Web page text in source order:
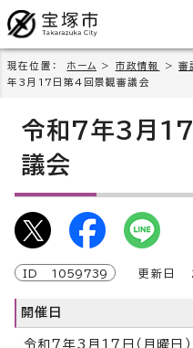
現在位置： ホーム > 市政情報 >審
年3月17日第4回景観審議会
令和7年3月
議会
ID 1059739 更新日
開催日
令和7年3月17日（月曜日）